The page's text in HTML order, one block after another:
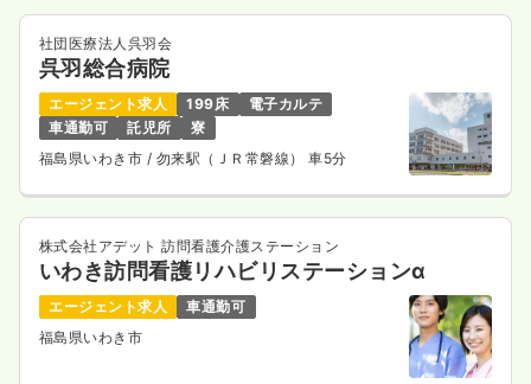
社団医療法人呉羽会
呉羽総合病院
エージェント求人 199床
電子カルテ
車通勤可
託児所
寮
福島県いわき市 / 勿来駅（ＪＲ常磐線） 車5分
株式会社アデット 訪問看護介護ステーション
いわき訪問看護リハビリステーションα
エージェント求人
車通勤可
福島県いわき市